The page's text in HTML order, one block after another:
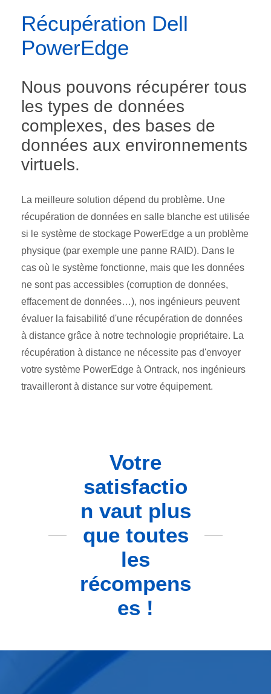
Récupération Dell
PowerEdge
Nous pouvons récupérer tous
les types de données
complexes, des bases de
données aux environnements
virtuels.
La meilleure solution dépend du problème. Une
récupération de données en salle blanche est utilisée
si le système de stockage PowerEdge a un problème
physique (par exemple une panne RAID). Dans le
cas où le système fonctionne, mais que les données
ne sont pas accessibles (corruption de données,
effacement de données…), nos ingénieurs peuvent
évaluer la faisabilité d'une récupération de données
à distance grâce à notre technologie propriétaire. La
récupération à distance ne nécessite pas d'envoyer
votre système PowerEdge à Ontrack, nos ingénieurs
travailleront à distance sur votre équipement.
Votre
satisfactio
n vaut plus
que toutes
les
récompens
es !